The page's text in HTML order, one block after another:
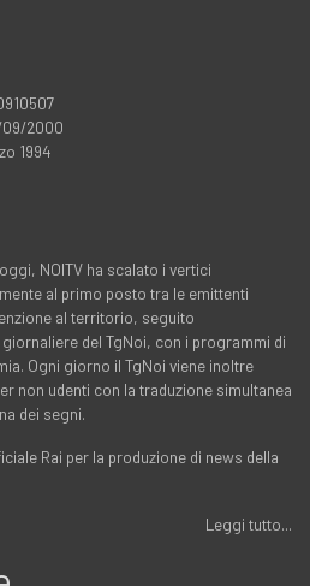
09/2000
1994
NOITV ha scalato i vertici
al primo posto tra le emittenti
al territorio, seguito
del TgNoi, con i programmi di
Ogni giorno il TgNoi viene inoltre
non udenti con la traduzione simultanea
dei segni.
Rai per la produzione di news della
Leggi tutto...